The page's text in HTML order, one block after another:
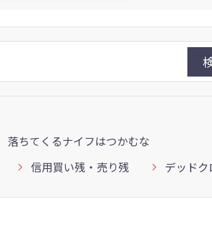
落ちてくるナイフはつかむな
信用買い残・売り残 デッドク